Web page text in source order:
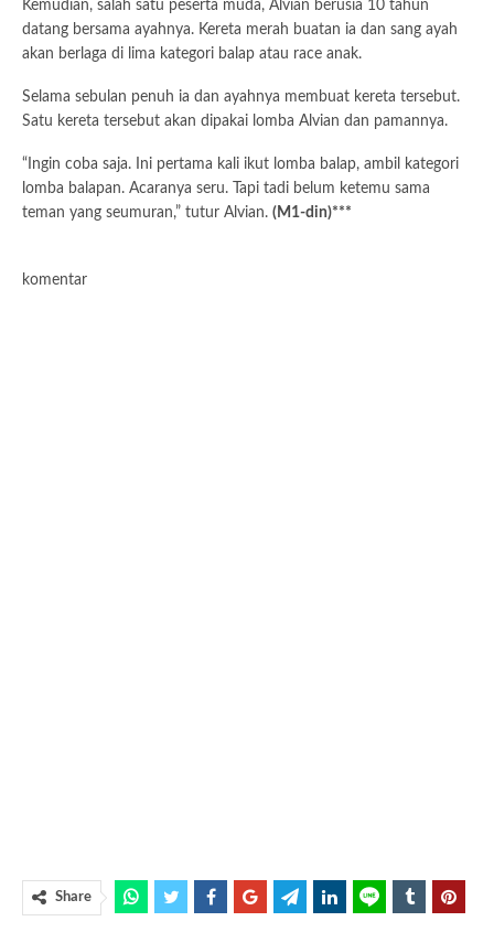
Kemudian, salah satu peserta muda, Alvian berusia 10 tahun
datang bersama ayahnya. Kereta merah buatan ia dan sang ayah
akan berlaga di lima kategori balap atau race anak.
Selama sebulan penuh ia dan ayahnya membuat kereta tersebut.
Satu kereta tersebut akan dipakai lomba Alvian dan pamannya.
“Ingin coba saja. Ini pertama kali ikut lomba balap, ambil kategori
lomba balapan. Acaranya seru. Tapi tadi belum ketemu sama
teman yang seumuran,” tutur Alvian. (M1-din)***
komentar
Share